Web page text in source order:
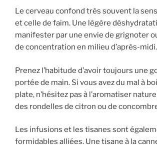
Le cerveau confond très souvent la
et celle de faim. Une légère
manifester par une envie de grignoter
de concentration en milieu d’après-midi.
Prenez l’habitude d’avoir toujours une
portée de main. Si vous avez du mal à
plate, n’hésitez pas à l’aromatiser
des rondelles de citron ou de
Les infusions et les tisanes sont
formidables alliées. Une tisane à la